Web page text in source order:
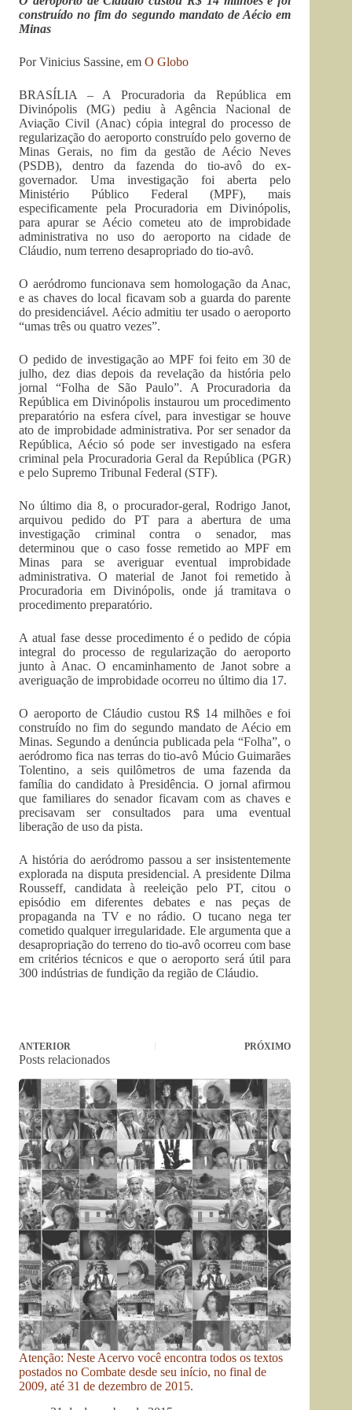
construído no fim do segundo mandato de Aécio em
Minas
Por Vinicius Sassine, em O Globo
BRASÍLIA – A Procuradoria da República em
Divinópolis (MG) pediu à Agência Nacional de
Aviação Civil (Anac) cópia integral do processo de
regularização do aeroporto construído pelo governo de
Minas Gerais, no fim da gestão de Aécio Neves
(PSDB), dentro da fazenda do tio-avô do ex-
governador. Uma investigação foi aberta pelo
Ministério Público Federal (MPF), mais
especificamente pela Procuradoria em Divinópolis,
para apurar se Aécio cometeu ato de improbidade
administrativa no uso do aeroporto na cidade de
Cláudio, num terreno desapropriado do tio-avô.
O aeródromo funcionava sem homologação da Anac,
e as chaves do local ficavam sob a guarda do parente
do presidenciável. Aécio admitiu ter usado o aeroporto
“umas três ou quatro vezes”.
O pedido de investigação ao MPF foi feito em 30 de
julho, dez dias depois da revelação da história pelo
jornal “Folha de São Paulo”. A Procuradoria da
República em Divinópolis instaurou um procedimento
preparatório na esfera cível, para investigar se houve
ato de improbidade administrativa. Por ser senador da
República, Aécio só pode ser investigado na esfera
criminal pela Procuradoria Geral da República (PGR)
e pelo Supremo Tribunal Federal (STF).
No último dia 8, o procurador-geral, Rodrigo Janot,
arquivou pedido do PT para a abertura de uma
investigação criminal contra o senador, mas
determinou que o caso fosse remetido ao MPF em
Minas para se averiguar eventual improbidade
administrativa. O material de Janot foi remetido à
Procuradoria em Divinópolis, onde já tramitava o
procedimento preparatório.
A atual fase desse procedimento é o pedido de cópia
integral do processo de regularização do aeroporto
junto à Anac. O encaminhamento de Janot sobre a
averiguação de improbidade ocorreu no último dia 17.
O aeroporto de Cláudio custou R$ 14 milhões e foi
construído no fim do segundo mandato de Aécio em
Minas. Segundo a denúncia publicada pela “Folha”, o
aeródromo fica nas terras do tio-avô Múcio Guimarães
Tolentino, a seis quilômetros de uma fazenda da
família do candidato à Presidência. O jornal afirmou
que familiares do senador ficavam com as chaves e
precisavam ser consultados para uma eventual
liberação de uso da pista.
A história do aeródromo passou a ser insistentemente
explorada na disputa presidencial. A presidente Dilma
Rousseff, candidata à reeleição pelo PT, citou o
episódio em diferentes debates e nas peças de
propaganda na TV e no rádio. O tucano nega ter
cometido qualquer irregularidade. Ele argumenta que a
desapropriação do terreno do tio-avô ocorreu com base
em critérios técnicos e que o aeroporto será útil para
300 indústrias de fundição da região de Cláudio.
ANTERIOR PRÓXIMO
Posts relacionados
Atenção: Neste Acervo você encontra todos os textos
postados no Combate desde seu início, no final de
2009, até 31 de dezembro de 2015.